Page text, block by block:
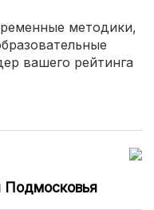
методики,
вашего рейтинга
Подмосковья